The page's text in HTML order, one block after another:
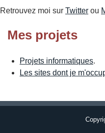
Retrouvez moi sur Twitter ou
Mes projets
Projets informatiques.
Les sites dont je